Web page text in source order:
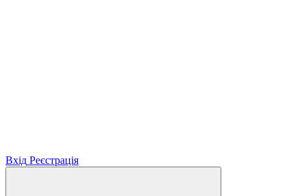
Вхід Реєстрація